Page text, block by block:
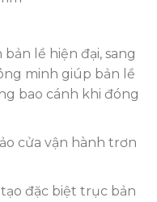
lề hiện đại, sang
minh giúp bản lề
bao cánh khi đóng
cửa vận hành trơn
tạo đặc biệt trục bản